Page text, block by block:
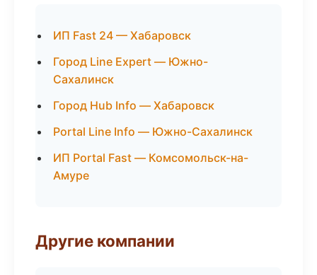
ИП Fast 24 — Хабаровск
Город Line Expert — Южно-
Сахалинск
Город Hub Info — Хабаровск
Portal Line Info — Южно-Сахалинск
ИП Portal Fast — Комсомольск-на-
Амуре
Другие компании